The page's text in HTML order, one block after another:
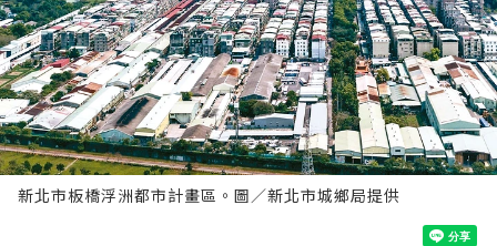
新北市板橋浮洲都市計畫區。圖／新北市城鄉局提供